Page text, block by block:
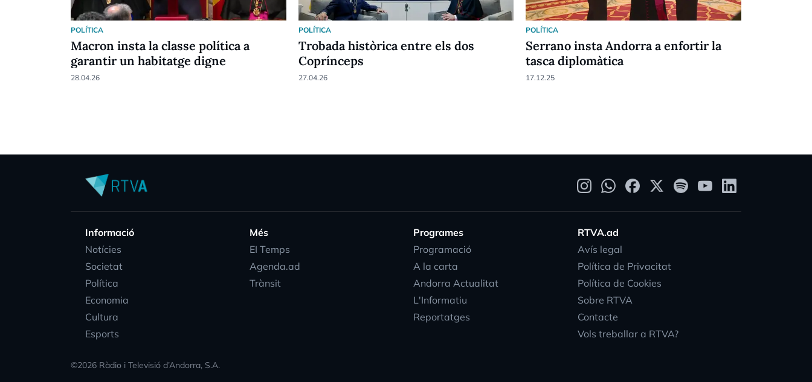
POLÍTICA
Macron insta la classe política a
garantir un habitatge digne
28.04.26
POLÍTICA
Trobada històrica entre els dos
Coprínceps
27.04.26
POLÍTICA
Serrano insta Andorra a enfortir la
tasca diplomàtica
17.12.25
Informació
Notícies
Societat
Política
Economia
Cultura
Esports
Més
EI Temps
Agenda.ad
Trànsit
Programes
Programació
A la carta
Andorra Actualitat
L'Informatiu
Reportatges
RTVA.ad
Avís legal
Política de Privacitat
Política de Cookies
Sobre RTVA
Contacte
Vols treballar a RTVA?
©2026 Ràdio i Televisió d’Andorra, S.A.